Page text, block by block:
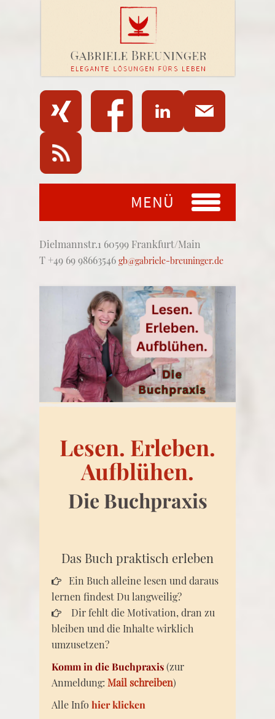
MENÜ
Dielmannstr.1 60599 Frankfurt/Main
T +49 69 98663546 gb@gabriele-breuninger.de
Lesen. Erleben.
Aufblühen.
Die Buchpraxis
Das Buch praktisch erleben
Ein Buch alleine lesen und daraus
lernen findest Du langweilig?
Dir fehlt die Motivation, dran zu
bleiben und die Inhalte wirklich
umzusetzen?
Komm in die Buchpraxis(zur
Anmeldung: Mail schreiben)
Alle Info hier klicken